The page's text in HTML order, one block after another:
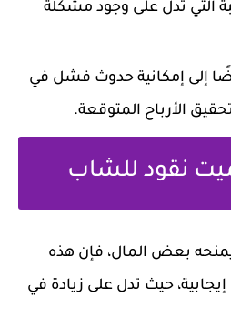
التي تدل على وجود مشكلة
إلى إمكانية حدوث فشل في
الأرباح المتوقعة.
نقود للشاب
بعض المال، فإن هذه
حيث تدل على زيادة في